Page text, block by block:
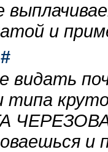
и
#
видать
типа